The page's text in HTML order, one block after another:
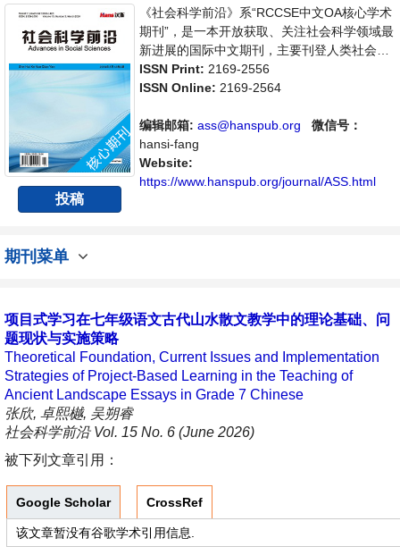
投稿
《社会科学前沿》系“RCCSE中文OA核心学术
期刊”，是一本开放获取、关注社会科学领域最
新进展的国际中文期刊，主要刊登人类社会各
种现象和社会科学理论，包括经济、文化、历
史等社会学学术论文和成果报道及评述。本刊
术，集学术性、思想性为一体，旨在给世界范
围内的社会科学研究者提供一个传播、分享和
讨论社会科学领域内不同方向问题与发展的交
流平台。
ISSN Print: 2169-2556
ISSN Online: 2169-2564
编辑邮箱: ass@hanspub.org
微信号：
hansi-fang
Website:
https://www.hanspub.org/journal/ASS.html
期刊菜单
项目式学习在七年级语文古代山水散文教学中的理论基础、问
题现状与实施策略
Theoretical Foundation, Current Issues and Implementation
Strategies of Project-Based Learning in the Teaching of
Ancient Landscape Essays in Grade 7 Chinese
张欣, 卓熙樾, 吴朔睿
社会科学前沿 Vol. 15 No. 6 (June 2026)
被下列文章引用：
Google Scholar CrossRef
该文章暂没有谷歌学术引用信息.